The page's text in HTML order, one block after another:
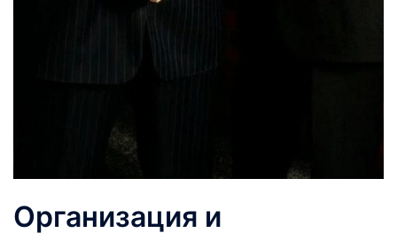
Организация и